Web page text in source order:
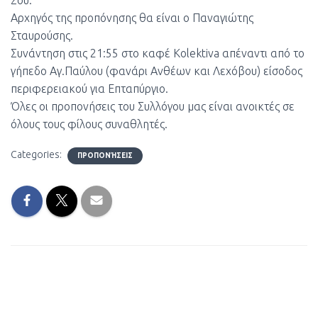
Αρχηγός της προπόνησης θα είναι ο Παναγιώτης
Σταυρούσης.
Συνάντηση στις 21:55 στο καφέ Kolektiva απέναντι από το
γήπεδο Αγ.Παύλου (φανάρι Ανθέων και Λεχόβου) είσοδος
περιφερειακού για Επταπύργιο.
Όλες οι προπονήσεις του Συλλόγου μας είναι ανοικτές σε
όλους τους φίλους συναθλητές.
Categories: ΠΡΟΠΟΝΉΣΕΙΣ